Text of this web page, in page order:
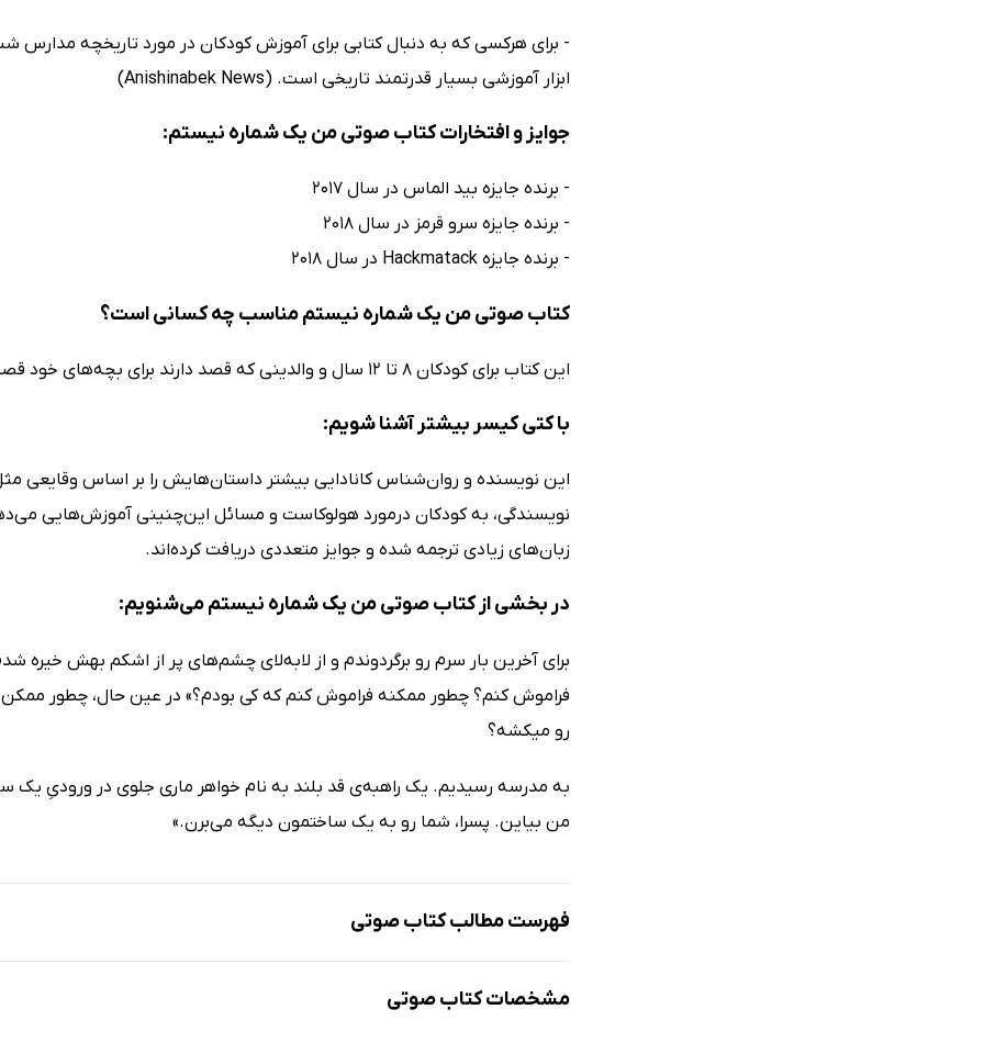
- برای هرکسی که به دنبال کتابی برای آموزش کودکان در مورد تاریخچه
ابزار آموزشی بسیار قدرتمند تاریخی است. (Anishinabek News)
جوایز و افتخارات کتاب صوتی من یک شماره نیستم:
- برنده جایزه بید الماس در سال 2017
- برنده جایزه سرو قرمز در سال 2018
- برنده جایزه Hackmatack در سال 2018
کتاب صوتی من یک شماره نیستم مناسب چه کسانی است؟
این کتاب برای کودکان 8 تا 12 سال و والدینی که قصد دارند برای بچه‌های خود قصه‌های آموزنده بگویند مناسب است.
با کتی کیسر بیشتر آشنا شویم:
این نویسنده و روان‌شناس کانادایی بیشتر داستان‌هایش را بر اساس وقایعی
زبان‌های زیادی ترجمه شده و جوایز متعددی دریافت کرده‌اند.
در بخشی از کتاب صوتی من یک شماره نیستم می‌شنویم:
برای آخرین بار سرم رو برگردوندم و از لابه‌­لای چشم‌­های پر از اشکم بهش خیره
فراموش کنم؟ چطور ممکنه فراموش کنم که کی بودم؟» در عین حال، چطور
رو می­کشه؟
به مدرسه رسیدیم. یک راهبه‌­ی قد بلند به نام خواهر ماری جلوی در ورودیِ یک
من بیاین. پسرا، شما رو به یک ساختمون دیگه می‌برن.»
فهرست مطالب کتاب صوتی
نمونه
مشخصات کتاب صوتی